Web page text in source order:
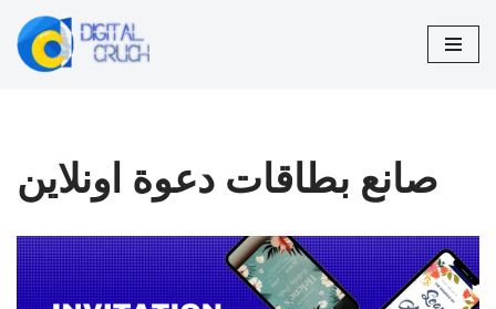
تخطى
صانع بطاقات دعوة اونلاين